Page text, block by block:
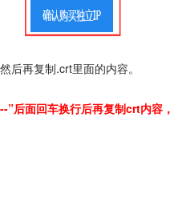
后再复制.crt里面的内容。
后面回车换行后再复制crt内容